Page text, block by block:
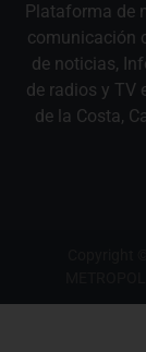
Plataforma de
comunicación
de noticias,
de radios y TV
de la Costa,